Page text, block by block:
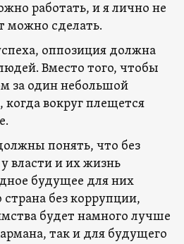
работать, и я лично не
можно сделать.
оппозиция должна
Вместо того, чтобы
за один небольшой
когда вокруг плещется
понять, что без
власти и их жизнь
будущее для них
без коррупции,
будет намного лучше
так и для будущего